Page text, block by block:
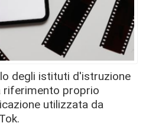
degli istituti d'istruzione
riferimento proprio
utilizzata da